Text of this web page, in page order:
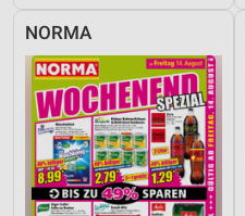
NORMA